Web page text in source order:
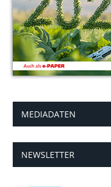
MEDIADATEN
NEWSLETTER